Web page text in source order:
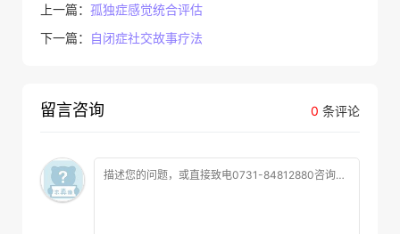
上一篇： 孤独症感觉统合评估
下一篇：
自闭症社交故事疗法
0 条评论
留言咨询